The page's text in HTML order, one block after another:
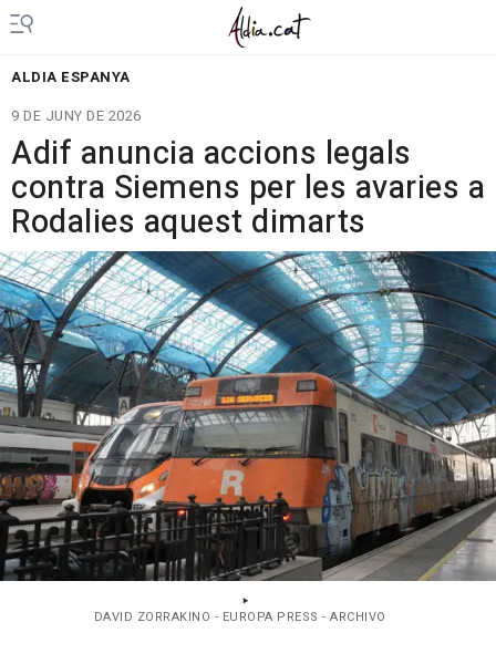
ALDIA ESPANYA
9 DE JUNY DE 2026
Adif anuncia accions legals
contra Siemens per les avaries a
Rodalies aquest dimarts
DAVID ZORRAKINO - EUROPA PRESS - ARCHIVO